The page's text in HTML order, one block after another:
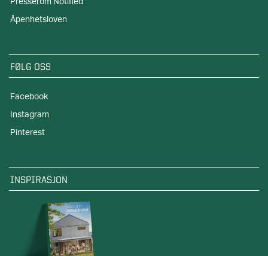
Åpenhetsloven
FØLG OSS
Facebook
Instagram
Pinterest
INSPIRASJON